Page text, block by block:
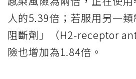
人的5.39倍；若服用另一
阻斷劑」（H2-receptor
險也增加為1.84倍。